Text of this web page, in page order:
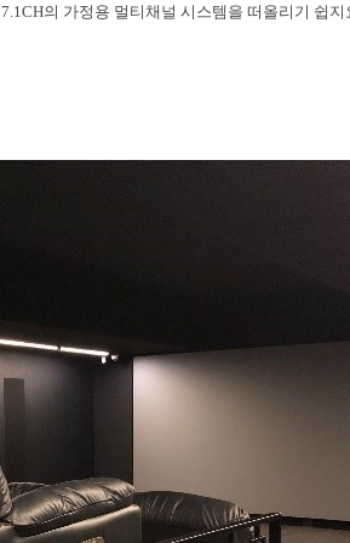
7.1CH의 가정용 멀티채널 시스템을 떠올리기 쉽지